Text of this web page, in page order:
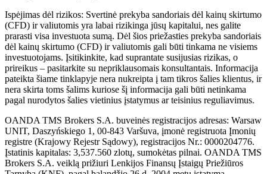
Ispėjimas dėl rizikos: Svertinė prekyba sandoriais dėl kainų skirtumo
(CFD) ir valiutomis yra labai rizikinga jūsų kapitalui, nes galite
prarasti visa investuota sumą. Dėl šios priežasties prekyba sandoriais
dėl kainų skirtumo (CFD) ir valiutomis gali būti tinkama ne visiems
investuotojams. Įsitikinkite, kad suprantate susijusias rizikas, o
prireikus – pasitarkite su nepriklausomais konsultantais. Informacija
pateikta šiame tinklapyje nera nukreipta į tam tikros šalies klientus, ir
nera skirta toms šalims kuriose šį informacija gali būti netinkama
pagal nurodytos šalies vietinius įstatymus ar teisinius reguliavimus.
OANDA TMS Brokers S.A. buveinės registracijos adresas: Warsaw
UNIT, Daszyńskiego 1, 00-843 Varšuva, įmonė registruota Įmonių
registre (Krajowy Rejestr Sądowy), registracijos Nr.: 0000204776.
Įstatinis kapitalas: 3,537.560 zlotų, sumokėtas pilnai. OANDA TMS
Brokers S.A. veiklą prižiuri Lenkijos Finansų Įstaigų Priežiūros